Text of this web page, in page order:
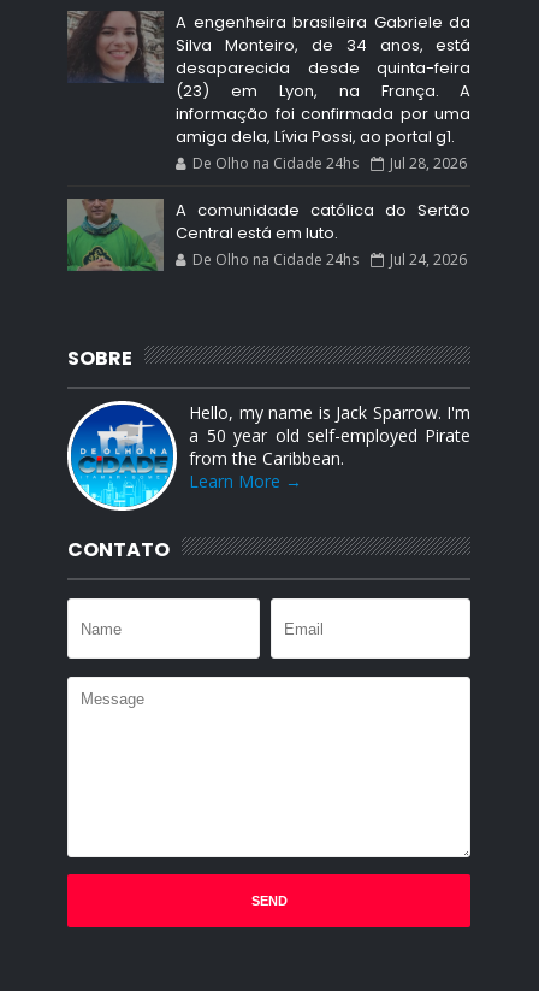
A engenheira brasileira Gabriele da
Silva Monteiro, de 34 anos, está
desaparecida desde quinta-feira
(23) em Lyon, na França. A
informação foi confirmada por uma
amiga dela, Lívia Possi, ao portal g1.
De Olho na Cidade 24hs Jul 28, 2026
A comunidade católica do Sertão
Central está em luto.
De Olho na Cidade 24hs Jul 24, 2026
SOBRE
Hello, my name is Jack Sparrow. I'm
a 50 year old self-employed Pirate
from the Caribbean.
Learn More →
CONTATO